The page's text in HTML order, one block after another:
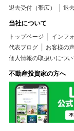
退去受付（帯広）
退
当社について
トップページ インフ
代表ブログ
お客様の
個人情報の取扱いについ
不動産投資家の方へ